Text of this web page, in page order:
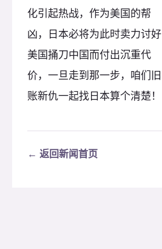
化引起热战，作为美国的帮
凶，日本必将为此时卖力讨好
美国捅刀中国而付出沉重代
价，一旦走到那一步，咱们旧
账新仇一起找日本算个清楚！
← 返回新闻首页